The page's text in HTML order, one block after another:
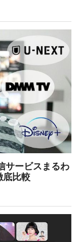
サービスまるわ
底比較